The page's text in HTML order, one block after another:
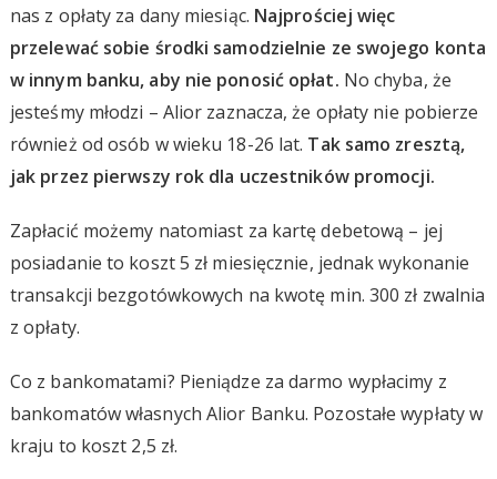
nas z opłaty za dany miesiąc. Najprościej więc
przelewać sobie środki samodzielnie ze swojego konta
w innym banku, aby nie ponosić opłat. No chyba, że
jesteśmy młodzi – Alior zaznacza, że opłaty nie pobierze
również od osób w wieku 18-26 lat. Tak samo zresztą,
jak przez pierwszy rok dla uczestników promocji.
Zapłacić możemy natomiast za kartę debetową – jej
posiadanie to koszt 5 zł miesięcznie, jednak wykonanie
transakcji bezgotówkowych na kwotę min. 300 zł zwalnia
z opłaty.
Co z bankomatami? Pieniądze za darmo wypłacimy z
bankomatów własnych Alior Banku. Pozostałe wypłaty w
kraju to koszt 2,5 zł.